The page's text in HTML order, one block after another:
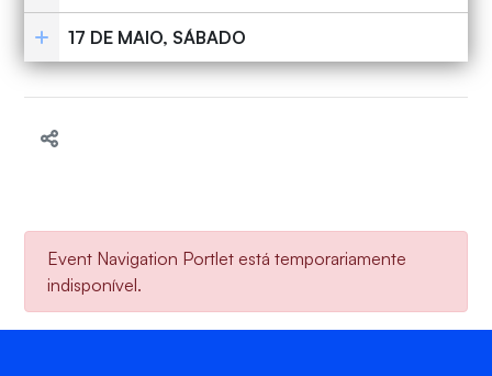
17 DE MAIO, SÁBADO
Event Navigation Portlet está temporariamente
indisponível.